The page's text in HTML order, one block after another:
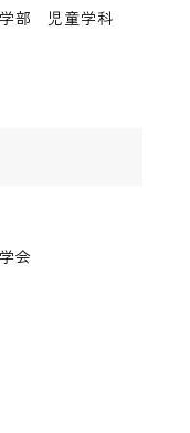
学部 児童学科
会